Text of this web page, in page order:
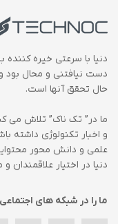
دنیا با سرعتی خیره
دست نیافتنی و محال بود و
حال تحقق آنها است.
ما در” تک ناک” تلاش می
و اخبار تکنولوژی داشته
علمی و دانش محور
دنیا در اختیار علاقمندان
ما را در شبکه های